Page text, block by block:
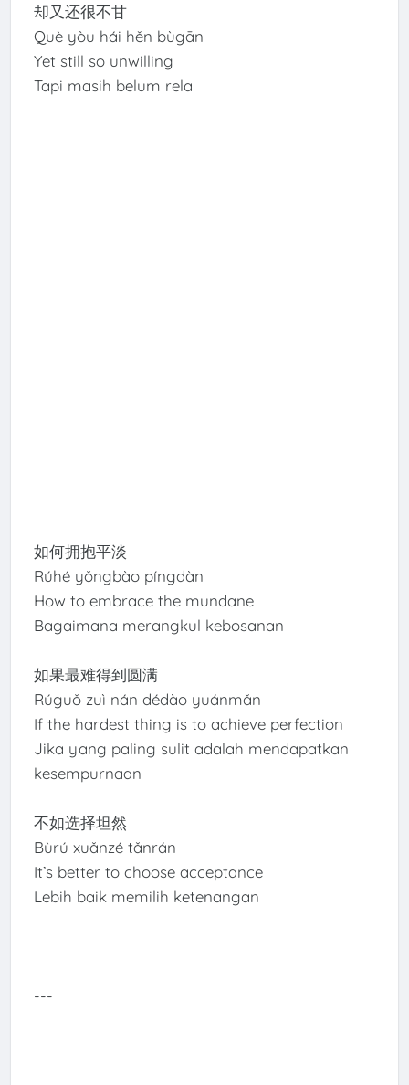
却又还很不甘
Què yòu hái hěn bùgān
Yet still so unwilling
Tapi masih belum rela
如何拥抱平淡
Rúhé yǒngbào píngdàn
How to embrace the mundane
Bagaimana merangkul kebosanan
如果最难得到圆满
Rúguǒ zuì nán dédào yuánmǎn
If the hardest thing is to achieve perfection
Jika yang paling sulit adalah mendapatkan
kesempurnaan
不如选择坦然
Bùrú xuǎnzé tǎnrán
It’s better to choose acceptance
Lebih baik memilih ketenangan
---